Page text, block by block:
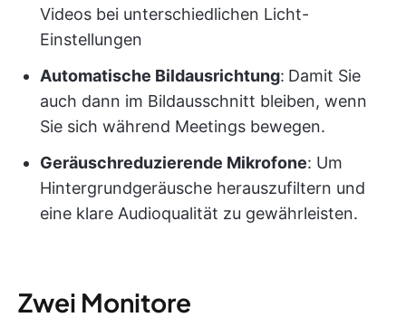
Videos bei unterschiedlichen Licht-
Einstellungen
Automatische Bildausrichtung: Damit Sie
auch dann im Bildausschnitt bleiben, wenn
Sie sich während Meetings bewegen.
Geräuschreduzierende Mikrofone: Um
Hintergrundgeräusche herauszufiltern und
eine klare Audioqualität zu gewährleisten.
Zwei Monitore